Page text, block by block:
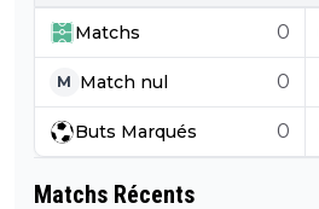
Matchs 0
M Match nul 0
Buts Marqués 0
Matchs Récents